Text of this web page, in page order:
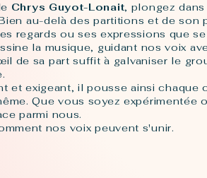
Chrys Guyot-Lonait, plongez
au-delà des partitions et de son
regards ou ses expressions que
la musique, guidant nos voix
de sa part suffit à galvaniser le
et exigeant, il pousse ainsi chaque
Que vous soyez expérimentée
parmi nous.
nos voix peuvent s'unir.